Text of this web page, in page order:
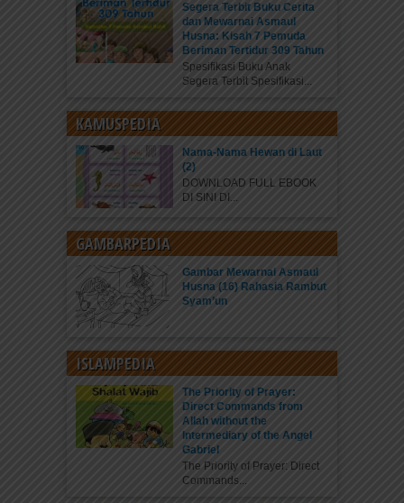
Segera Terbit Buku Cerita
dan Mewarnai Asmaul
Husna: Kisah 7 Pemuda
Beriman Tertidur 309 Tahun
Spesifikasi Buku Anak
Segera Terbit Spesifikasi...
KAMUSPEDIA
Nama-Nama Hewan di Laut
(2)
DOWNLOAD FULL EBOOK
DI SINI DI...
GAMBARPEDIA
Gambar Mewarnai Asmaul
Husna (16) Rahasia Rambut
Syam’un
ISLAMPEDIA
The Priority of Prayer:
Direct Commands from
Allah without the
Intermediary of the Angel
Gabriel
The Priority of Prayer: Direct
Commands...